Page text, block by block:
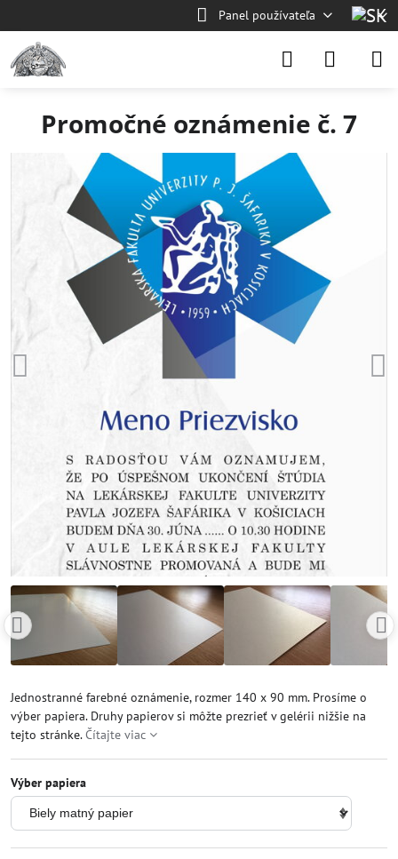
Panel používateľa
Promočné oznámenie č. 7
Jednostranné farebné oznámenie, rozmer 140 x 90 mm. Prosíme o
výber papiera. Druhy papierov si môžte prezrieť v gelérii nižšie na
tejto stránke.Čítajte viac
Výber papiera